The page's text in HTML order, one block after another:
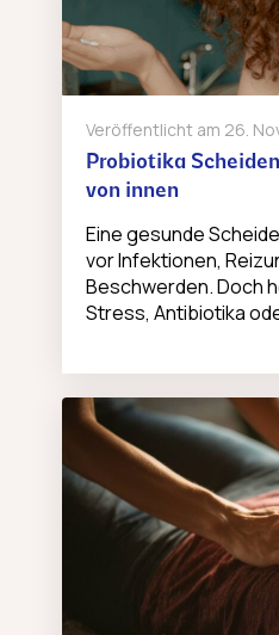
Veröffentlicht am 26.
Probiotika
von innen
Eine gesunde
vor Infektionen,
Beschwerden. Doch
Stress, Antibiotika